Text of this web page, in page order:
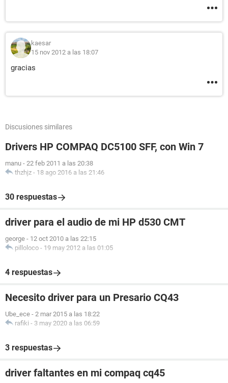
Espero que esto sirva y puedan ayudarme. Un saludo.
kaesar
15 nov 2012 a las 18:07
gracias
Discusiones similares
Drivers HP COMPAQ DC5100 SFF, con Win 7
manu - 22 feb 2011 a las 20:38
thzhjz - 18 ago 2016 a las 21:46
30 respuestas
driver para el audio de mi HP d530 CMT
george - 12 oct 2010 a las 22:15
pilloloco - 19 may 2012 a las 01:05
4 respuestas
Necesito driver para un Presario CQ43
Ube_ece - 2 mar 2015 a las 18:22
rafiki - 3 may 2020 a las 06:59
3 respuestas
driver faltantes en mi compaq cq45